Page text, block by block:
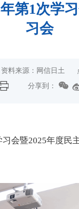
第1次学
习会
料来源：网信日土
分享到：
习会暨2025年度民